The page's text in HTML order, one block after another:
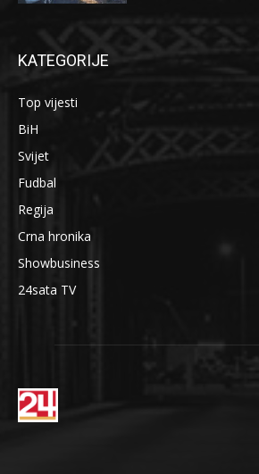
KATEGORIJE
Top vijesti
BiH
Svijet
Fudbal
Regija
Crna hronika
Showbusiness
24sata TV